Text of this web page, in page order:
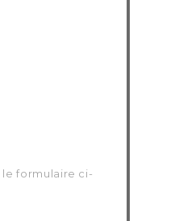
formulaire ci-